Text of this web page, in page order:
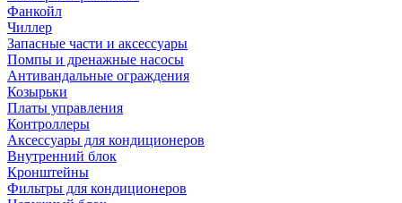
Фанкойл
Чиллер
Запасные части и аксессуары
Помпы и дренажные насосы
Антивандальные ограждения
Козырьки
Платы управления
Контроллеры
Аксессуары для кондиционеров
Внутренний блок
Кронштейны
Фильтры для кондиционеров